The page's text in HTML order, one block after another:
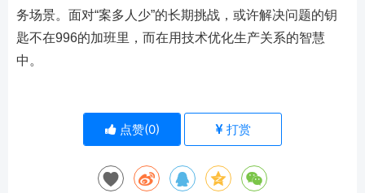
务场景。面对“案多人少”的长期挑战，或许解决问题的钥
匙不在996的加班里，而在用技术优化生产关系的智慧
中。
点赞(0) 打赏